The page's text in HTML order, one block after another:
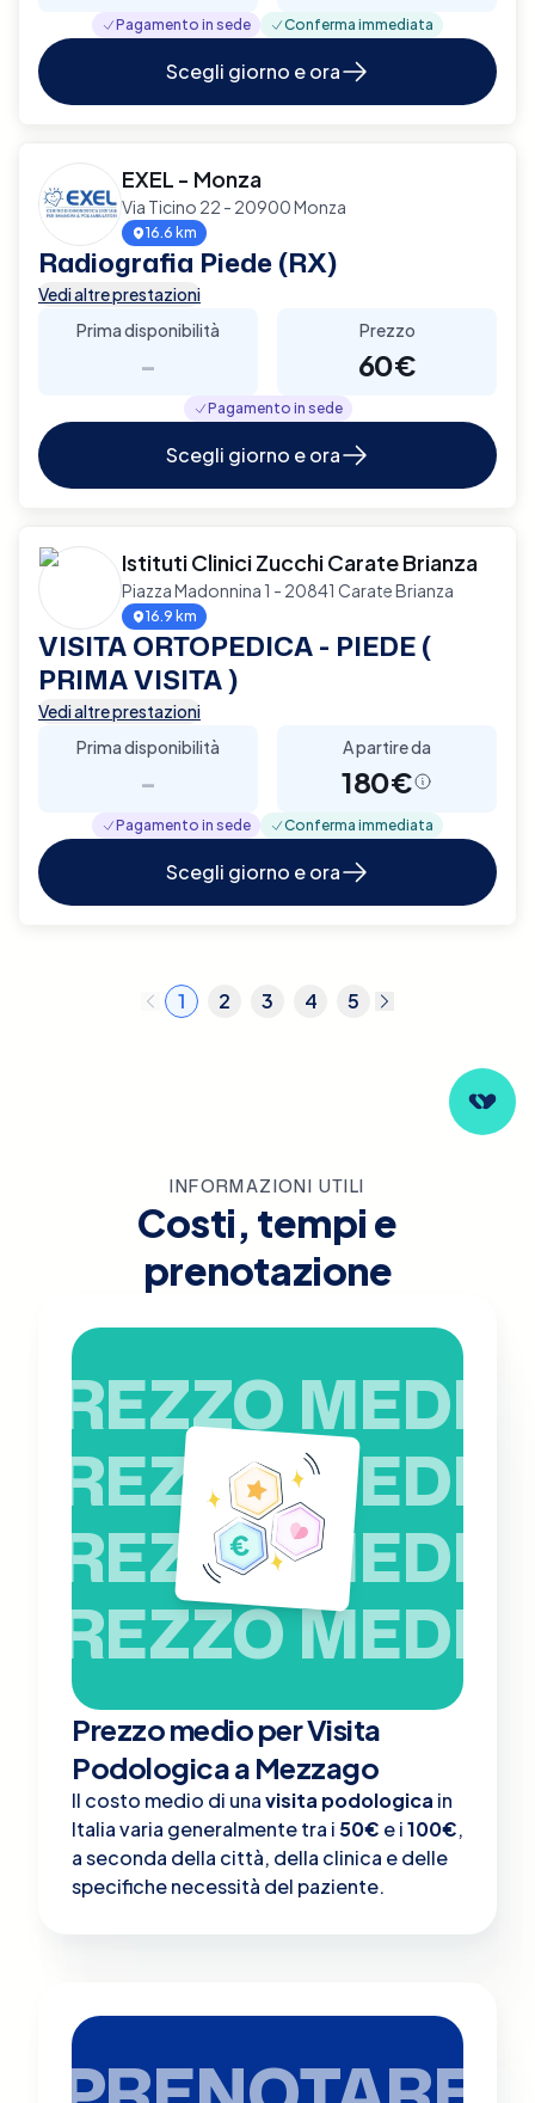
Pagamento in sede Conferma immediata
Scegli giorno e ora
EXEL - Monza
Via Ticino 22 - 20900 Monza
16.6 km
Radiografia Piede (RX)
Vedi altre prestazioni
Prima disponibilità
-
Prezzo
60€
Pagamento in sede
Scegli giorno e ora
Istituti Clinici Zucchi Carate Brianza
Piazza Madonnina 1 - 20841 Carate Brianza
16.9 km
VISITA ORTOPEDICA - PIEDE (
PRIMA VISITA )
Vedi altre prestazioni
Prima disponibilità
-
A partire da
180€
Pagamento in sede Conferma immediata
Scegli giorno e ora
1 2 3 4 5
INFORMAZIONI UTILI
Costi, tempi e
prenotazione
PREZZO MEDIO
PREZZO MEDIO
PREZZO MEDIO
PREZZO MEDIO
Prezzo medio per Visita
Podologica a Mezzago
Il costo medio di unavisita podologica in
Italia varia generalmente tra i 50€ e i100€,
a seconda della città, della clinica e delle
specifiche necessità del paziente.